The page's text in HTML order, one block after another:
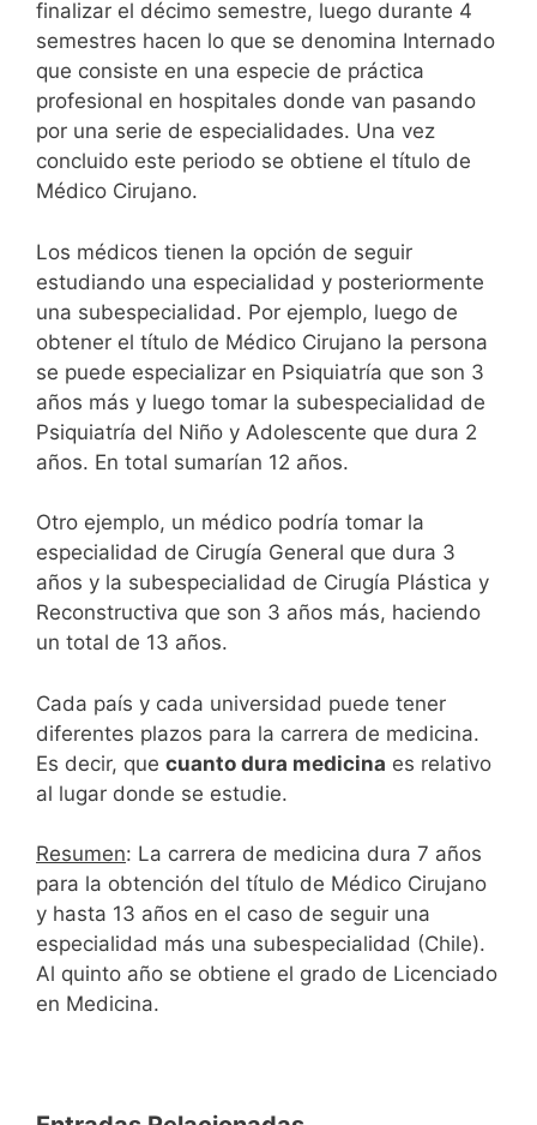
finalizar el décimo semestre, luego durante 4
semestres hacen lo que se denomina Internado
que consiste en una especie de práctica
profesional en hospitales donde van pasando
por una serie de especialidades. Una vez
concluido este periodo se obtiene el título de
Médico Cirujano.
Los médicos tienen la opción de seguir
estudiando una especialidad y posteriormente
una subespecialidad. Por ejemplo, luego de
obtener el título de Médico Cirujano la persona
se puede especializar en Psiquiatría que son 3
años más y luego tomar la subespecialidad de
Psiquiatría del Niño y Adolescente que dura 2
años. En total sumarían 12 años.
Otro ejemplo, un médico podría tomar la
especialidad de Cirugía General que dura 3
años y la subespecialidad de Cirugía Plástica y
Reconstructiva que son 3 años más, haciendo
un total de 13 años.
Cada país y cada universidad puede tener
diferentes plazos para la carrera de medicina.
Es decir, que cuanto dura medicina es relativo
al lugar donde se estudie.
Resumen: La carrera de medicina dura 7 años
para la obtención del título de Médico Cirujano
y hasta 13 años en el caso de seguir una
especialidad más una subespecialidad (Chile).
Al quinto año se obtiene el grado de Licenciado
en Medicina.